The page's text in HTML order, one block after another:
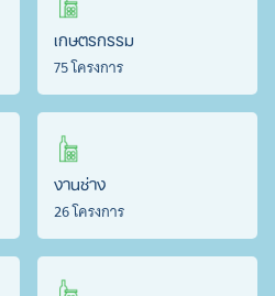
เกษตรกรรม
75 โครงการ
งานช่าง
26 โครงการ